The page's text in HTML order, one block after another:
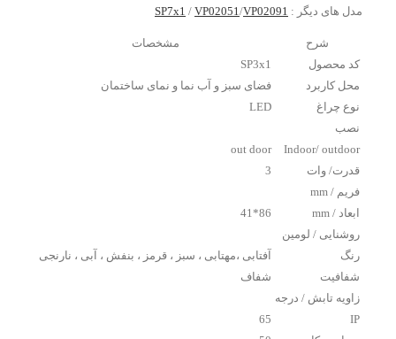
مدل های دیگر : SP7x1 / VP02051 /VP02091
شرح
مشخصات
کد محصول
SP3x1
محل کاربرد
فضای سبز و آب نما و نمای ساختمان
نوع چراغ
LED
نصب
Indoor/ outdoor
out door
قدرت/ وات
3
فریم / mm
ابعاد / mm
86*41
روشنایی / لومین
رنگ
آفتابی ،مهتابی ، سبز ، قرمز ، بنفش ، آبی ، نارنجی
شفافیت
شفاف
زاویه تابش / درجه
IP
65